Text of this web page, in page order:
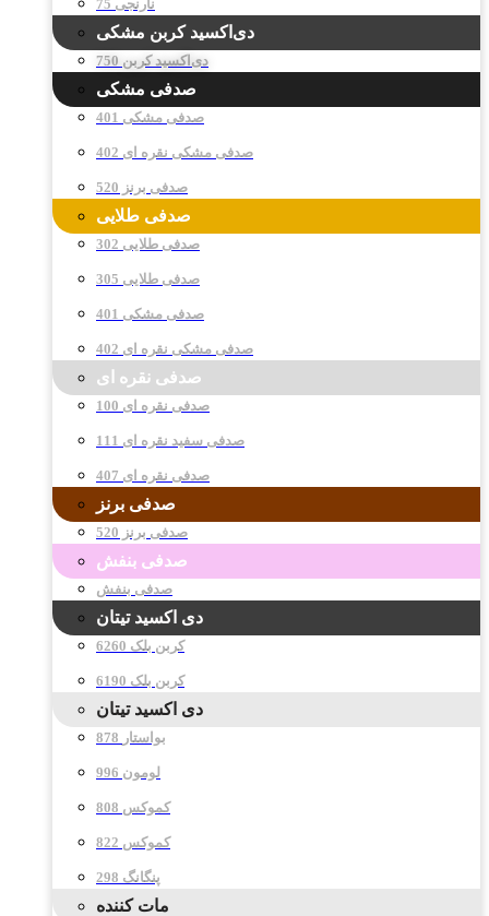
نارنجی 75
دی‌اکسید کربن مشکی
دی‌اکسید کربن 750
صدفی مشکی
صدفی مشکی 401
صدفی مشکی نقره ای 402
صدفی برنز 520
صدفی طلایی
صدفی طلایی 302
صدفی طلایی 305
صدفی مشکی 401
صدفی مشکی نقره ای 402
صدفی نقره ای
صدفی نقره ای 100
صدفی سفید نقره ای 111
صدفی نقره ای 407
صدفی برنز
صدفی برنز 520
صدفی بنفش
صدفی بنفش
دی اکسید تیتان
کربن بلک 6260
کربن بلک 6190
دی اکسید تیتان
878 بواستار
996 لومون
808 کموکس
822 کموکس
298 پنگانگ
مات کننده